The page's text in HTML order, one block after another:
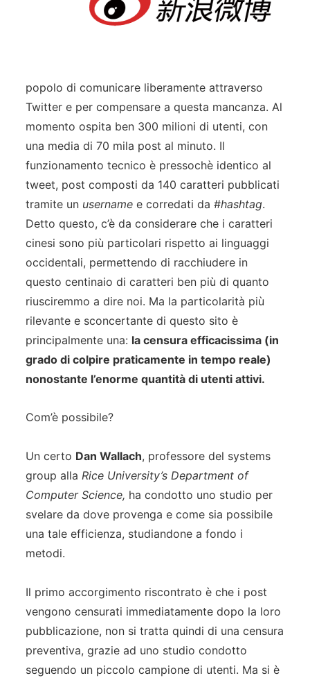
popolo di comunicare liberamente attraverso
Twitter e per compensare a questa mancanza. Al
momento ospita ben 300 milioni di utenti, con
una media di 70 mila post al minuto. Il
funzionamento tecnico è pressochè identico al
tweet, post composti da 140 caratteri pubblicati
tramite un username e corredati da #hashtag.
Detto questo, c’è da considerare che i caratteri
cinesi sono più particolari rispetto ai linguaggi
occidentali, permettendo di racchiudere in
questo centinaio di caratteri ben più di quanto
riusciremmo a dire noi. Ma la particolarità più
rilevante e sconcertante di questo sito è
principalmente una: la censura efficacissima (in
grado di colpire praticamente in tempo reale)
nonostante l’enorme quantità di utenti attivi.
Com’è possibile?
Un certo Dan Wallach, professore del systems
group alla Rice University’s Department of
Computer Science, ha condotto uno studio per
svelare da dove provenga e come sia possibile
una tale efficienza, studiandone a fondo i
metodi.
Il primo accorgimento riscontrato è che i post
vengono censurati immediatamente dopo la loro
pubblicazione, non si tratta quindi di una censura
preventiva, grazie ad uno studio condotto
seguendo un piccolo campione di utenti. Ma si è